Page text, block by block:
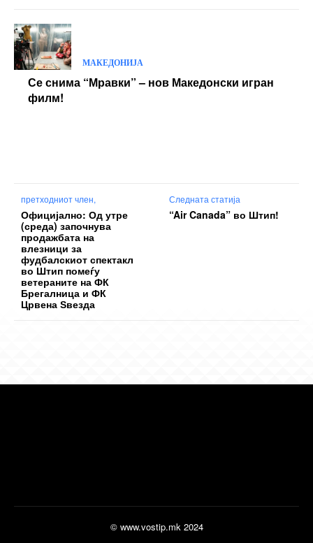
МАКЕДОНИЈА
Се снима “Мравки” – нов Македонски игран
филм!
претходниот член,
Официјално: Од утре
(среда) започнува
продажбата на
влезници за
фудбалскиот спектакл
во Штип помеѓу
ветераните на ФК
Брегалница и ФК
Црвена Ѕвезда
Следната статија
“Air Canada” во Штип!
© www.vostip.mk 2024